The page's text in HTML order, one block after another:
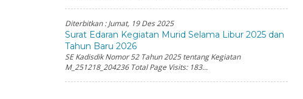
Diterbitkan :Jumat, 19 Des 2025
Surat Edaran Kegiatan Murid Selama Libur 2025 dan
Tahun Baru 2026
SE Kadisdik Nomor 52 Tahun 2025 tentang Kegiatan
M_251218_204236 Total Page Visits: 183...